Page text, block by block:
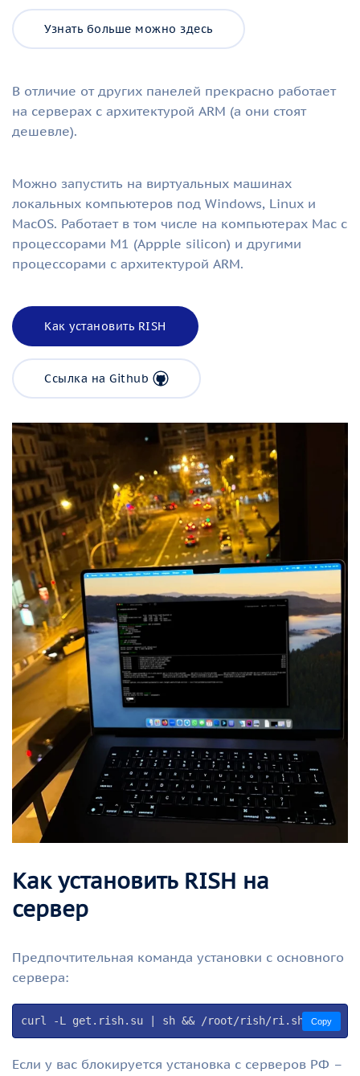
Узнать больше можно здесь
В отличие от других панелей прекрасно работает
на серверах с архитектурой ARM (а они стоят
дешевле).
Можно запустить на виртуальных машинах
локальных компьютеров под Windows, Linux и
MacOS. Работает в том числе на компьютерах Mac с
процессорами M1 (Appple silicon) и другими
процессорами с архитектурой ARM.
Как установить RISH
Ссылка на Github
Как установить RISH на
сервер
Предпочтительная команда установки с основного
сервера:
curl -L get.rish.su | sh && /root/rish/ri.sh Copy
Если у вас блокируется установка с серверов РФ –